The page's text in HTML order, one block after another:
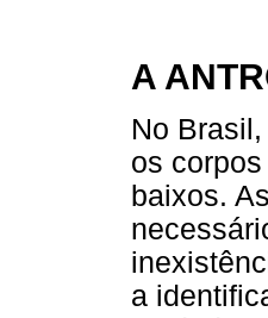
A
No
os
baixos.
a